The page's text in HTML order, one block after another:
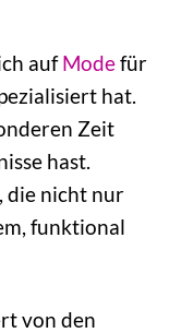
aufModefür
hat.
Zeit
hast.
die nicht nur
funktional
von den